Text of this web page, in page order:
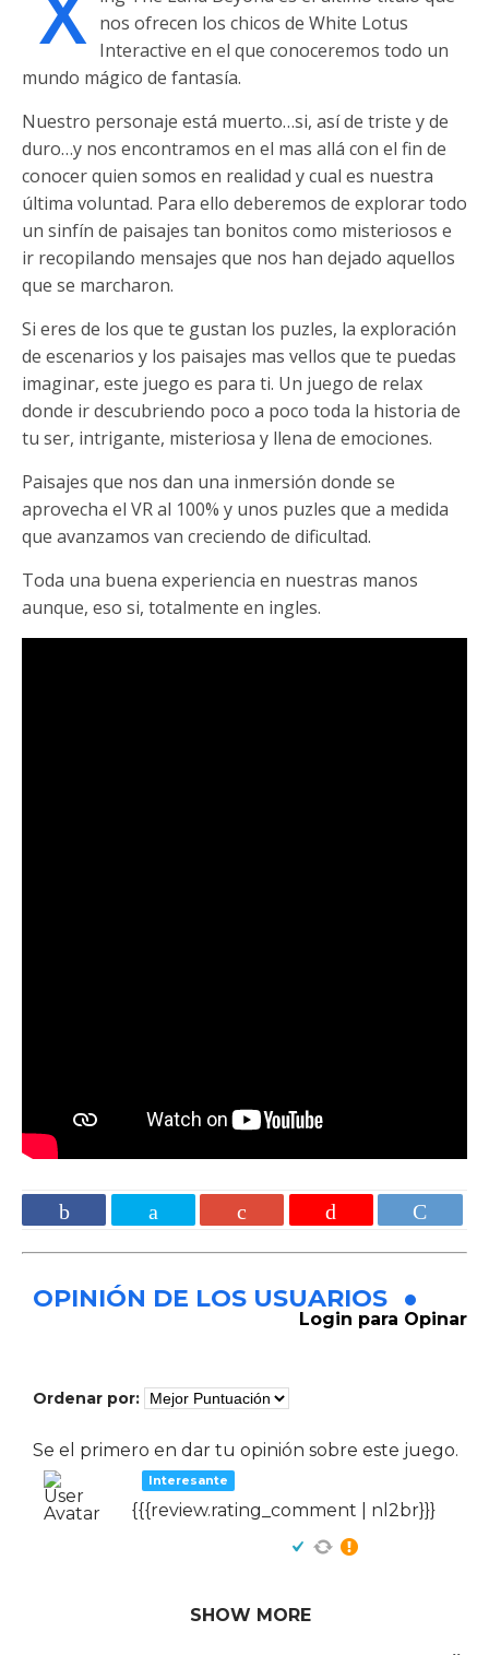
nos ofrecen los chicos de White Lotus
Interactive en el que conoceremos todo un
mundo mágico de fantasía.
Nuestro personaje está muerto…si, así de triste y de
duro…y nos encontramos en el mas allá con el fin de
conocer quien somos en realidad y cual es nuestra
última voluntad. Para ello deberemos de explorar todo
un sinfín de paisajes tan bonitos como misteriosos e
ir recopilando mensajes que nos han dejado aquellos
que se marcharon.
Si eres de los que te gustan los puzles, la exploración
de escenarios y los paisajes mas vellos que te puedas
imaginar, este juego es para ti. Un juego de relax
donde ir descubriendo poco a poco toda la historia de
tu ser, intrigante, misteriosa y llena de emociones.
Paisajes que nos dan una inmersión donde se
aprovecha el VR al 100% y unos puzles que a medida
que avanzamos van creciendo de dificultad.
Toda una buena experiencia en nuestras manos
aunque, eso si, totalmente en ingles.
OPINIÓN DE LOS USUARIOS
Login para Opinar
Ordenar por:
Se el primero en dar tu opinión sobre este juego.
Interesante
{{{review.rating_comment | nl2br}}}
SHOW MORE